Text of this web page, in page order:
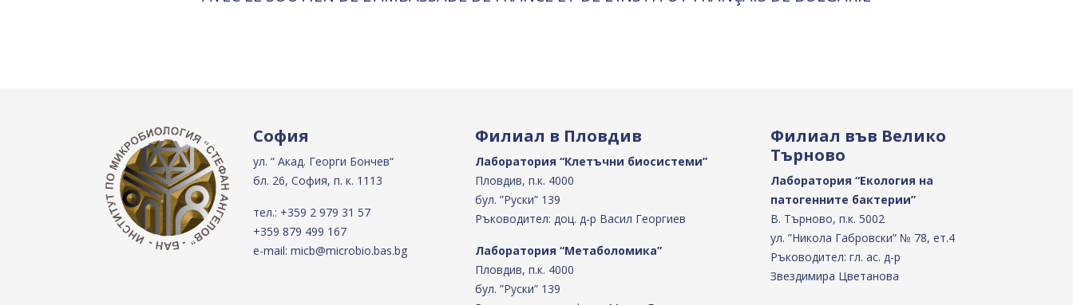
София
ул. “ Акад. Георги Бончев“
бл. 26, София, п. к. 1113
тел.: +359 2 979 31 57
+359 879 499 167
e-mail: micb@microbio.bas.bg
Филиал в Пловдив
Лаборатория “Клетъчни биосистеми”
Пловдив, п.к. 4000
бул. ”Руски” 139
Ръководител: доц. д-р Васил Георгиев
Лаборатория “Метаболомика”
Пловдив, п.к. 4000
бул. ”Руски” 139
Филиал във Велико
Търново
Лаборатория “Екология на
патогенните бактерии”
В. Търново, п.к. 5002
ул. ”Никола Габровски” № 78, ет.4
Ръководител: гл. ас. д-р
Звездимира Цветанова